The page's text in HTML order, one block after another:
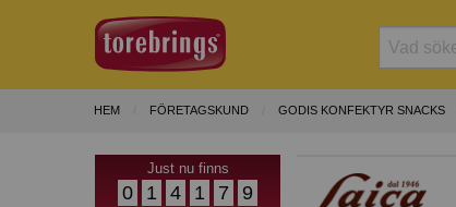
HEM FÖRETAGSKUND GODIS KONFEKTYR SNACKS
Just nu finns
0 1 4 1 7 9